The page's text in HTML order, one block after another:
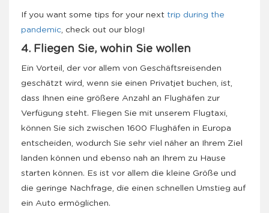
If you want some tips for your next trip during the
pandemic, check out our blog!
4. Fliegen Sie, wohin Sie wollen
Ein Vorteil, der vor allem von Geschäftsreisenden
geschätzt wird, wenn sie einen Privatjet buchen, ist,
dass Ihnen eine größere Anzahl an Flughäfen zur
Verfügung steht. Fliegen Sie mit unserem Flugtaxi,
können Sie sich zwischen 1600 Flughäfen in Europa
entscheiden, wodurch Sie sehr viel näher an Ihrem Ziel
landen können und ebenso nah an Ihrem zu Hause
starten können. Es ist vor allem die kleine Größe und
die geringe Nachfrage, die einen schnellen Umstieg auf
ein Auto ermöglichen.